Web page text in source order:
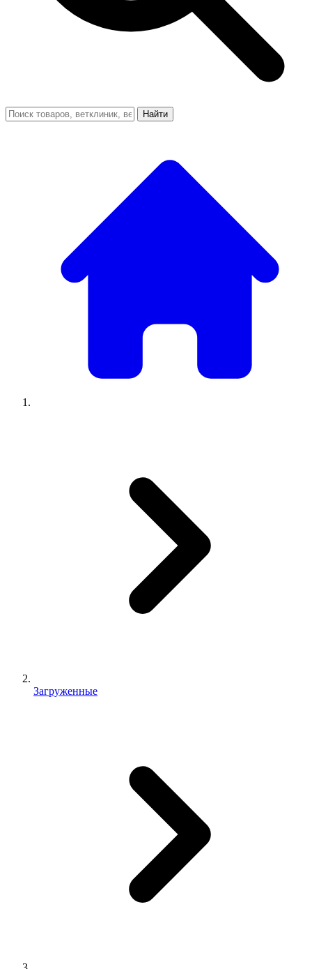
Найти
Загруженные